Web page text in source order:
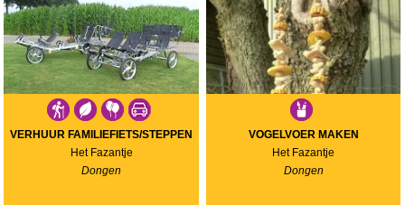
VERHUUR FAMILIEFIETS/STEPPEN
Het Fazantje
Dongen
VOGELVOER MAKEN
Het Fazantje
Dongen